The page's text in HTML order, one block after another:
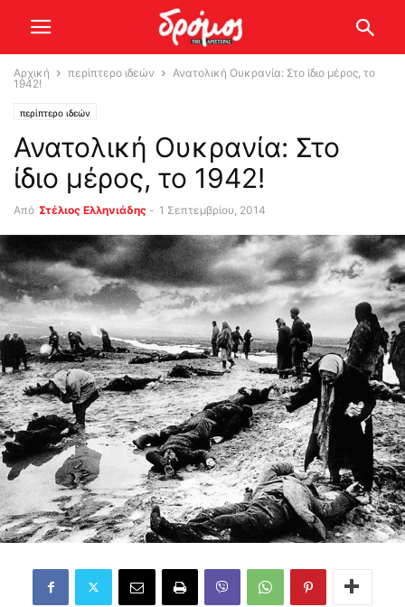
Αρχική περίπτερο ιδεών
Ανατολική Ουκρανία: Στο ίδιο μέρος, το
1942!
περίπτερο ιδεών
Ανατολική Ουκρανία: Στο
ίδιο μέρος, το 1942!
Από Στέλιος Ελληνιάδης - 1 Σεπτεμβρίου, 2014